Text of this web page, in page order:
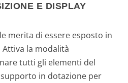
E DISPLAY
merita di essere esposto in
la modalità
tutti gli elementi del
in dotazione per